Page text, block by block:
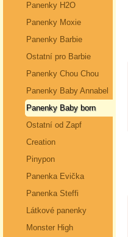
Panenky H2O
Panenky Moxie
Panenky Barbie
Ostatní pro Barbie
Panenky Chou Chou
Panenky Baby Annabel
Panenky Baby born
Ostatní od Zapf
Creation
Pinypon
Panenka Evička
Panenka Steffi
Látkové panenky
Monster High